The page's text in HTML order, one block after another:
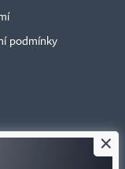
podmínky
×